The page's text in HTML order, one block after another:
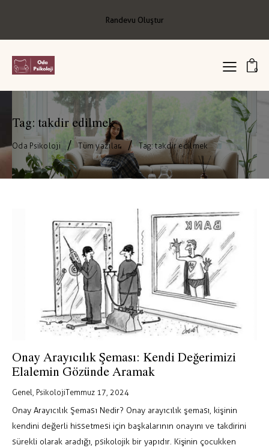
Randevu Oluştur
0
Tag: takdir edilmek
Oda Psikoloji Tüm yazılar Tag: takdir edilmek
Onay Arayıcılık Şeması: Kendi Değerimizi
Elalemin Gözünde Aramak
Genel PsikolojiTemmuz 17, 2024
Onay Arayıcılık Şeması Nedir? Onay arayıcılık şeması, kişinin
kendini değerli hissetmesi için başkalarının onayını ve takdirini
sürekli olarak aradığı, psikolojik bir yapıdır. Kişinin çocukken